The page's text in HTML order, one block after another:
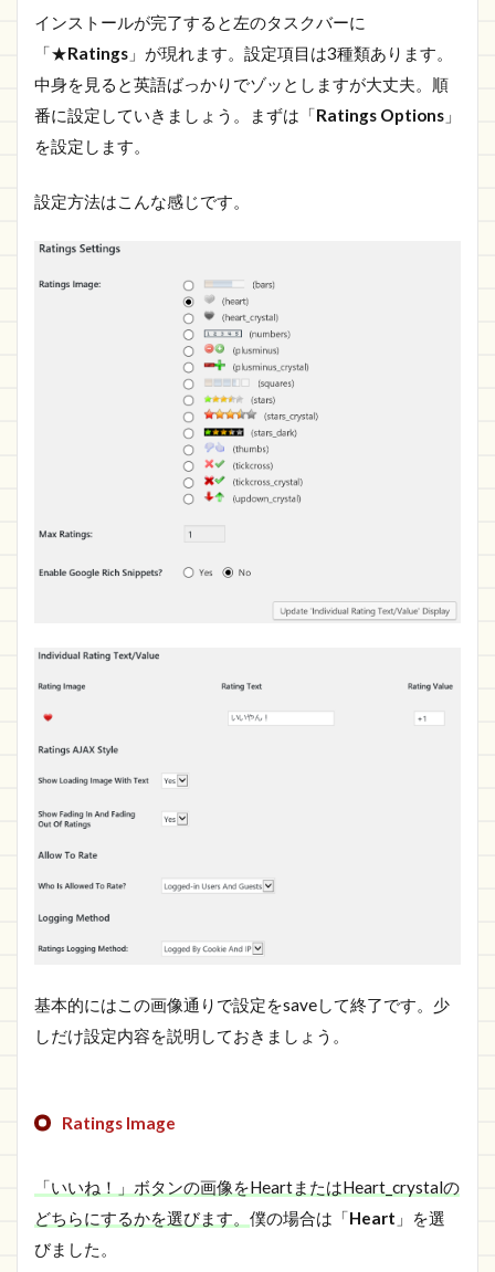
インストールが完了すると左のタスクバーに
「★Ratings 」が現れます。設定項目は3種類あります。
中身を見ると英語ばっかりでゾッとしますが大丈夫。順
番に設定していきましょう。まずは「Ratings Options 」
を設定します。
設定方法はこんな感じです。
基本的にはこの画像通りで設定をsaveして終了です。少
しだけ設定内容を説明しておきましょう。
Ratings Image
「いいね！」ボタンの画像をHeartまたはHeart_crystalの
どちらにするかを選びます。 僕の場合は「Heart 」を選
びました。